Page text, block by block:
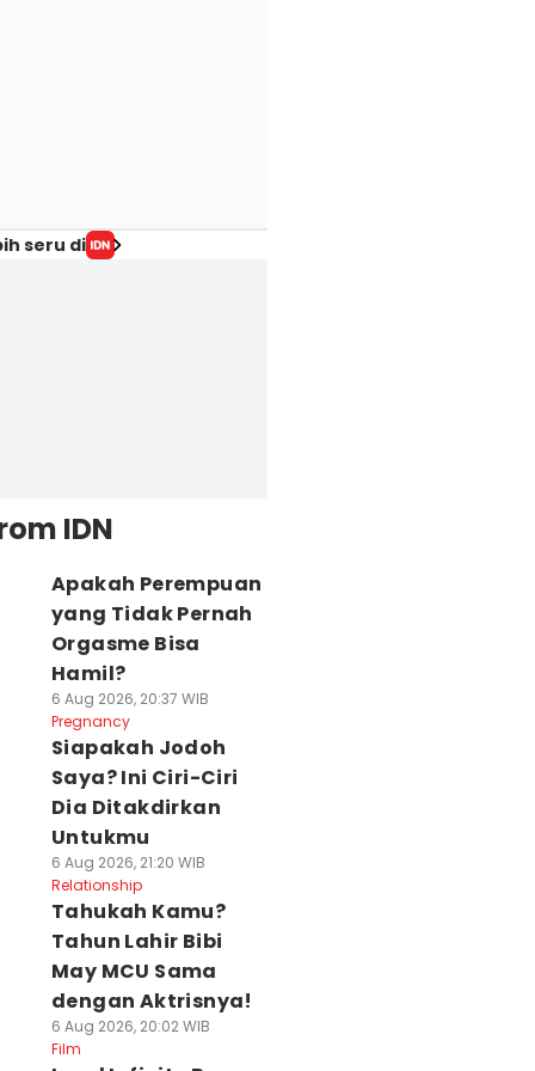
seru di
IDN
Apakah Perempuan
yang Tidak Pernah
Orgasme Bisa
Hamil?
6 Aug 2026, 20:37 WIB
Pregnancy
Siapakah Jodoh
Saya? Ini Ciri-Ciri
Dia Ditakdirkan
Untukmu
6 Aug 2026, 21:20 WIB
Relationship
Tahukah Kamu?
Tahun Lahir Bibi
May MCU Sama
dengan Aktrisnya!
6 Aug 2026, 20:02 WIB
Film